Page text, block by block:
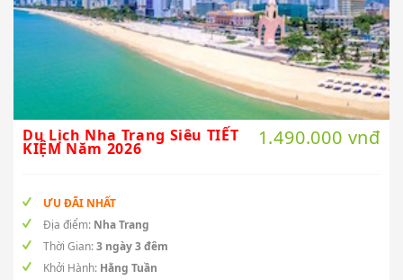
1.490.000 vnđ
Du Lịch Nha Trang Siêu TIẾT
KIỆM Năm 2026
ƯU ĐÃI NHẤT
Địa điểm: Nha Trang
Thời Gian:3 ngày 3 đêm
Khởi Hành: Hằng Tuần